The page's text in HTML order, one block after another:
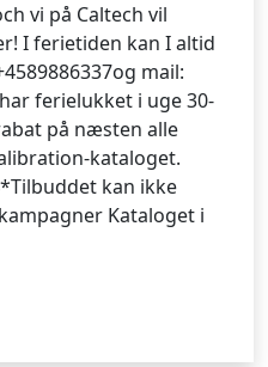
vi på Caltech vil
I ferietiden kan I altid
mail:
ferielukket i uge 30-
på næsten alle
kataloget.
kan ikke
Kataloget i